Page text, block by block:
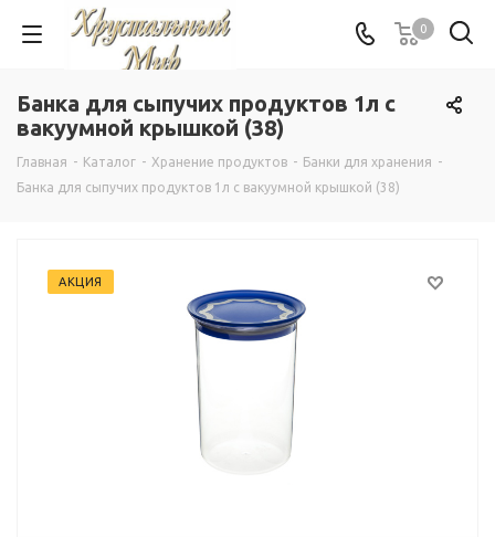
0
Банка для сыпучих продуктов 1л с
вакуумной крышкой (38)
Главная - Каталог - Хранение продуктов - Банки для хранения -
Банка для сыпучих продуктов 1л с вакуумной крышкой (38)
АКЦИЯ